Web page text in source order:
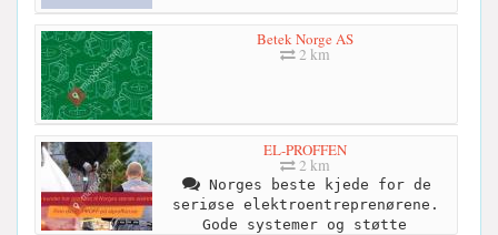
Betek Norge AS
2 km
EL-PROFFEN
2 km
Norges beste kjede for de
seriøse elektroentreprenørene.
Gode systemer og støtte